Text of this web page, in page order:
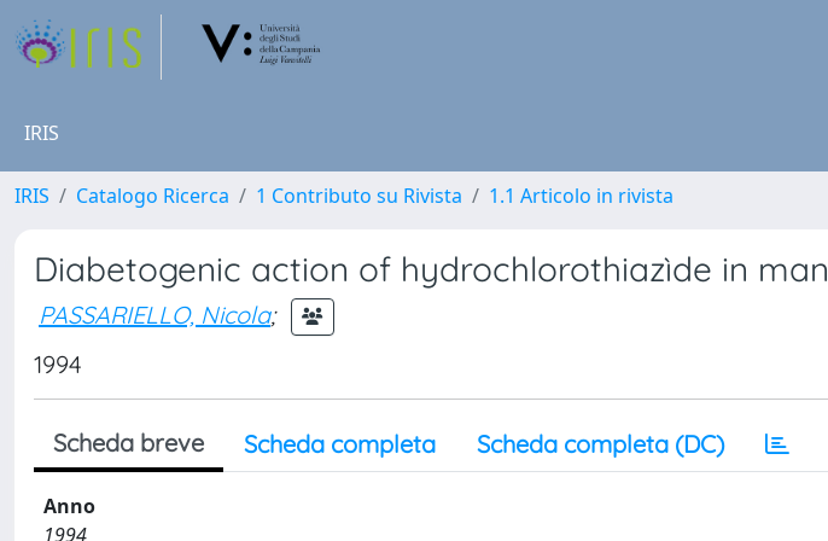
IRIS
IRIS Catalogo Ricerca 1 Contributo su Rivista 1.1 Articolo in rivista
Diabetogenic action of hydrochlorothiazìde in man
PASSARIELLO, Nicola;
1994
Scheda breve Scheda completa Scheda completa (DC)
Anno
1994